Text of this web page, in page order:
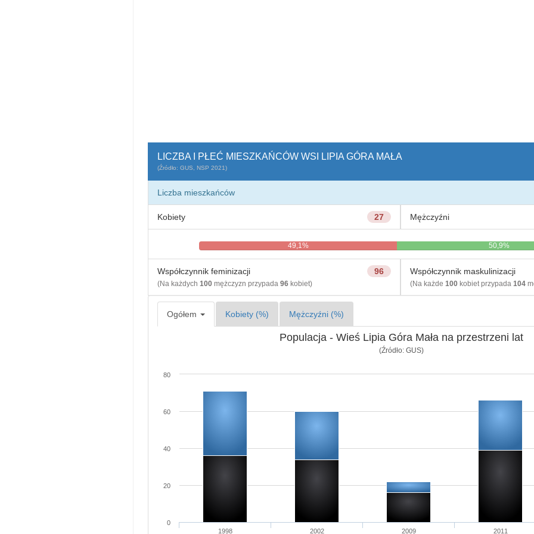
LICZBA I PŁEĆ MIESZKAŃCÓW WSI LIPIA GÓRA MAŁA
(Źródło: GUS, NSP 2021)
Liczba mieszkańców
27
Kobiety Mężczyźni
49,1% 50,9%
96
Współczynnik feminizacji
(Na każdych 100mężczyzn przypada 96kobiet)
Współczynnik maskulinizacji
(Na każde 100kobiet przypada 104
Ogółem Kobiety (%) Mężczyźni (%)
Populacja - Wieś Lipia Góra Mała na przestrzeni lat
(Źródło: GUS)
1998 2002 2009 2011
0
20
40
60
80